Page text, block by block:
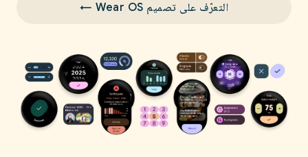
التعرّف على تصميم Wear OS ←